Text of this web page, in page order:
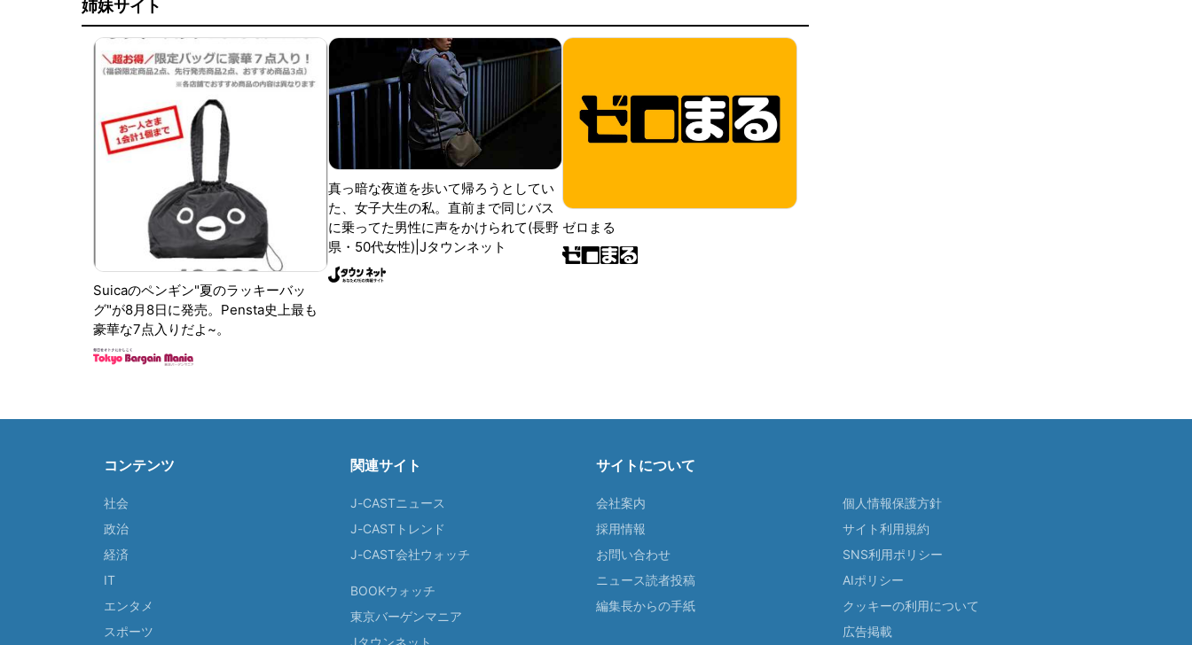
姉妹サイト
Suicaのペンギン"夏のラッキーバッ
グ"が8月8日に発売。Pensta史上最も
豪華な7点入りだよ~。
真っ暗な夜道を歩いて帰ろうとしてい
た、女子大生の私。直前まで同じバス
に乗ってた男性に声をかけられて(長野
県・50代女性)|Jタウンネット
ゼロまる
コンテンツ
社会
政治
経済
IT
エンタメ
スポーツ
関連サイト
J-CASTニュース
J-CASTトレンド
J-CAST会社ウォッチ
BOOKウォッチ
東京バーゲンマニア
Jタウンネット
サイトについて
会社案内
採用情報
お問い合わせ
ニュース読者投稿
編集長からの手紙
個人情報保護方針
サイト利用規約
SNS利用ポリシー
AIポリシー
クッキーの利用について
広告掲載